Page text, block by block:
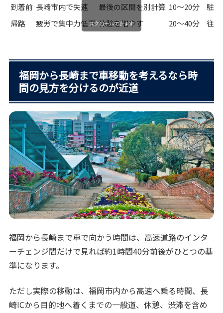
到着前 長崎市内で失速 最後の区間を別計算 10〜20分
駐
帰路
疲労で集中力低下 休憩を増やす 20〜40分 往
スクロールできます
福岡から長崎まで車移動を考えるなら時
間の見方を分けるのが近道
福岡から長崎まで車で向かう時間は、高速道路のインタ
ーチェンジ間だけで見れば約1時間40分前後がひとつの基
準になります。
ただし実際の移動は、福岡市内から高速へ乗る時間、長
崎ICから目的地へ着くまでの一般道、休憩、渋滞を含め